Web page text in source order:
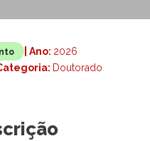
| Ano: 2026
Categoria: Doutorado